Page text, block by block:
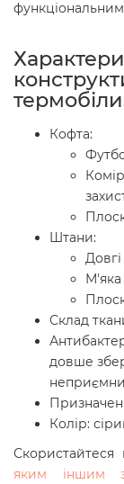
Кофта:
Штани:
М'яка
Склад
довше
Колір:
яким іншим